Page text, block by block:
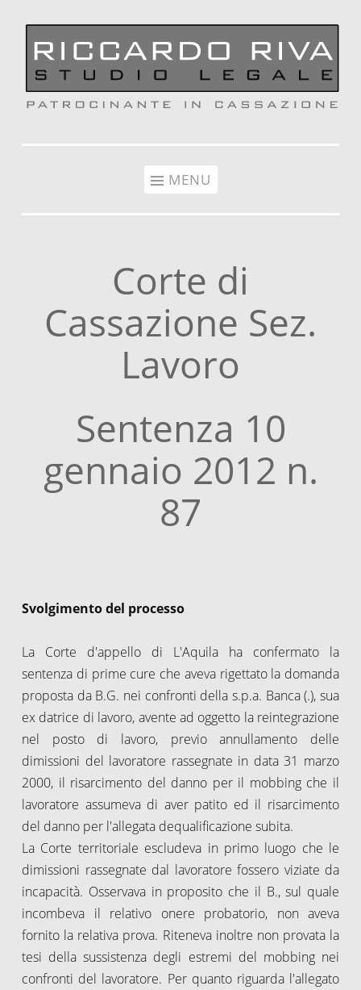
MENU
Corte di
Cassazione Sez.
Lavoro
Sentenza 10
gennaio 2012 n.
87
Svolgimento del processo
La Corte d'appello di L'Aquila ha confermato la
sentenza di prime cure che aveva rigettato la domanda
proposta da B.G. nei confronti della s.p.a. Banca (.), sua
ex datrice di lavoro, avente ad oggetto la reintegrazione
nel posto di lavoro, previo annullamento delle
dimissioni del lavoratore rassegnate in data 31 marzo
2000, il risarcimento del danno per il mobbing che il
lavoratore assumeva di aver patito ed il risarcimento
del danno per l'allegata dequalificazione subita.
La Corte territoriale escludeva in primo luogo che le
dimissioni rassegnate dal lavoratore fossero viziate da
incapacità. Osservava in proposito che il B., sul quale
incombeva il relativo onere probatorio, non aveva
fornito la relativa prova. Riteneva inoltre non provata la
tesi della sussistenza degli estremi del mobbing nei
confronti del lavoratore. Per quanto riguarda l'allegato